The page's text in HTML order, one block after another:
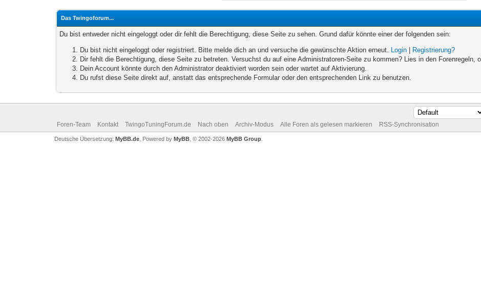
Das Twingoforum...
Du bist entweder nicht eingeloggt oder dir fehlt die Berechtigung, diese Seite zu sehen. Grund dafür könnte einer der folgenden sein:
Du bist nicht eingeloggt oder registriert. Bitte melde dich an und versuche die gewünschte Aktion erneut. Login
Registrierung?
Dir fehlt die Berechtigung, diese Seite zu betreten. Versuchst du auf eine Administratoren-Seite zu kommen? Lies in den Forenregeln,
Dein Account könnte durch den Administrator deaktiviert worden sein oder wartet auf Aktivierung.
Du rufst diese Seite direkt auf, anstatt das entsprechende Formular oder den entsprechenden Link zu benutzen.
Foren-Team Kontakt TwingoTuningForum.de Nach oben Archiv-Modus Alle Foren als gelesen markieren RSS-Synchronisation
Deutsche Übersetzung: MyBB.de, Powered by MyBB, © 2002-2026 MyBB Group.